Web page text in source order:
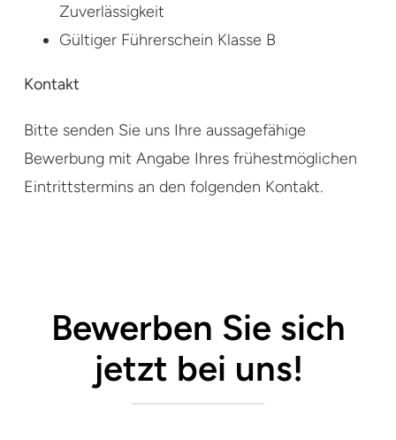
Zuverlässigkeit
Gültiger Führerschein Klasse B
Kontakt
Bitte senden Sie uns Ihre aussagefähige
Bewerbung mit Angabe Ihres frühestmöglichen
Eintrittstermins an den folgenden Kontakt.
Bewerben Sie sich
jetzt bei uns!